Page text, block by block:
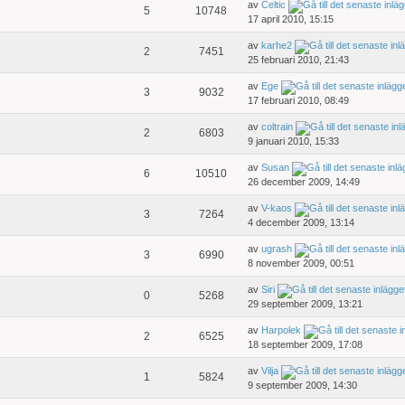
5 10748 avCeltic
17 april 2010, 15:15
2 7451 avkarhe2
25 februari 2010, 21:43
3 9032 av Ege
17 februari 2010, 08:49
2 6803 avcoltrain
9 januari 2010, 15:33
6 10510 avSusan
26 december 2009, 14:49
3 7264 avV-kaos
4 december 2009, 13:14
3 6990 avugrash
8 november 2009, 00:51
0 5268 avSiri
29 september 2009, 13:21
2 6525 av Harpolek
18 september 2009, 17:08
1 5824 avVilja
9 september 2009, 14:30